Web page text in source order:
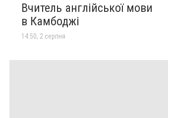
Вчитель англійської мови
в Камбоджі
14:50, 2 серпня